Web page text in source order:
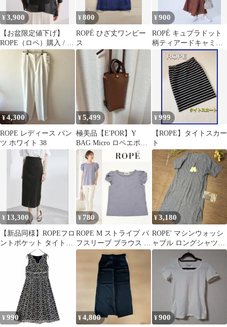
¥3,900
【お盆限定値下げ】
ROPE（ロペ）購入 / コ
ットンシアークロップ
ドシャツ
¥800
ROPÉ ひざ丈ワンピー
ス
¥900
ROPÉ キュプラドット
柄ティアードキャミワ
ンピース
¥4,300
ROPE レディース パン
ツ ホワイト 38
¥5,499
極美品【E'POR】Y
BAG Micro ロペエポー
ル ブラウン
¥999
【ROPE】タイトスカー
ト
¥ 13,300
【新品同様】ROPEフロ
ントポケット タイトス
カート ブラックSサイ
¥ 780
ROPE M ストライプ パ
フスリーブ ブラウス 半
袖
¥3,180
ROPE' マシンウォッシ
ャブル ロングシャツワ
ンピース 青
¥ 990 ¥4,800 ¥900